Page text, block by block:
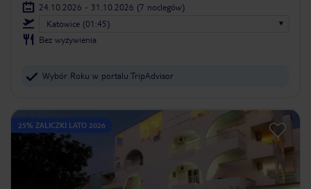
24.10.2026 - 31.10.2026 (7 noclegów)
Katowice (01:45)
Bez wyżywienia
Wybór Roku w portalu TripAdvisor
25% ZALICZKI LATO 2026